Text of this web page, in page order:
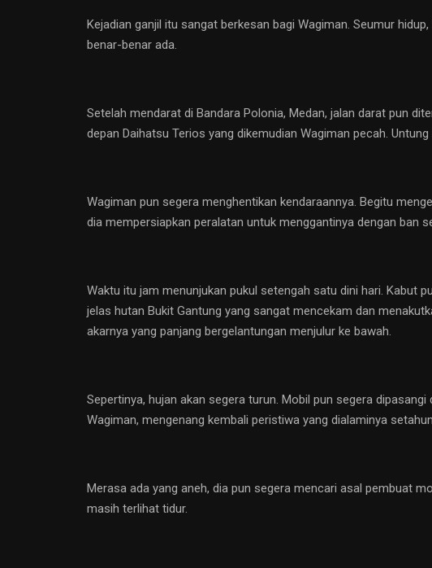
Kejadian ganjil itu sangat berkesan bagi Wagiman. Seumur
benar-benar ada.
Setelah mendarat di Bandara Polonia, Medan, jalan darat pun
depan Daihatsu Terios yang dikemudian Wagiman pecah.
Wagiman pun segera menghentikan kendaraannya. Begitu
dia mempersiapkan peralatan untuk menggantinya dengan ban
Waktu itu jam menunjukan pukul setengah satu dini hari. Kabut
jelas hutan Bukit Gantung yang sangat mencekam dan
akarnya yang panjang bergelantungan menjulur ke bawah.
Sepertinya, hujan akan segera turun. Mobil pun segera
Wagiman, mengenang kembali peristiwa yang dialaminya
Merasa ada yang aneh, dia pun segera mencari asal pembuat
masih terlihat tidur.